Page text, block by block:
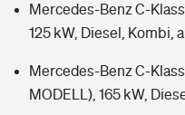
Mercedes-Benz C-
125 kW, Diesel, Kombi,
Mercedes-Benz C-
MODELL), 165 kW,